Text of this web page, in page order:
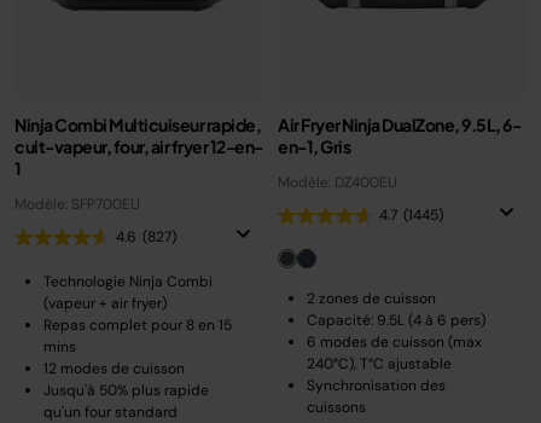
Ninja Combi Multicuiseur rapide,
cuit-vapeur, four, air fryer 12-en-
1
Modèle: SFP700EU
4.6 (827)
Technologie Ninja Combi
(vapeur + air fryer)
Repas complet pour 8 en 15
mins
12 modes de cuisson
Jusqu'à 50% plus rapide
qu'un four standard
Air Fryer Ninja DualZone, 9.5L, 6-
en-1, Gris
Modèle: DZ400EU
4.7 (1445)
2 zones de cuisson
Capacité: 9.5L (4 à 6 pers)
6 modes de cuisson (max
240°C), T°C ajustable
Synchronisation des
cuissons